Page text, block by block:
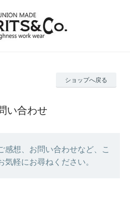
ショップへ戻る
い合わせ
感想、お問い合わせなど、こ
気軽にお尋ねください。